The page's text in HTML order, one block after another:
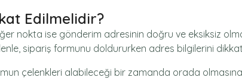
Edilmelidir?
nokta ise gönderim adresinin doğru ve eksiksiz
sipariş formunu doldururken adres bilgilerini
çelenkleri alabileceği bir zamanda orada